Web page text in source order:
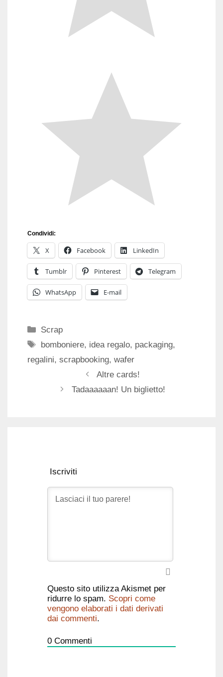
Condividi:
X Facebook LinkedIn
Tumblr Pinterest Telegram
WhatsApp E-mail
Categorie
Scrap
Tag
bomboniere, idea regalo, packaging,
regalini, scrapbooking, wafer
Altre cards!
Tadaaaaaan! Un biglietto!
Iscriviti
Questo sito utilizza Akismet per
ridurre lo spam. Scopri come
vengono elaborati i dati derivati
dai commenti.
0 Commenti